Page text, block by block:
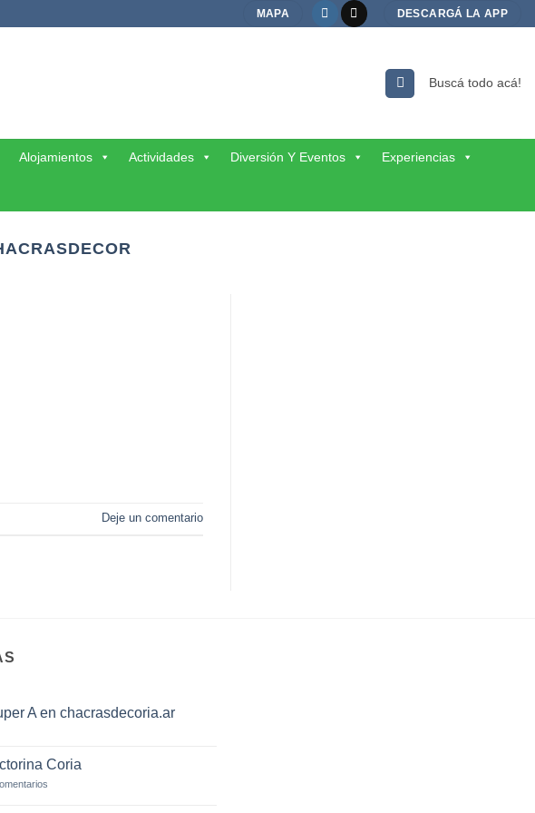
MAPA DESCARGÁ LA APP
Buscá todo acá!
Alojamientos Actividades Diversión Y Eventos Experiencias
Deje un comentario
A en chacrasdecoria.ar
Coria